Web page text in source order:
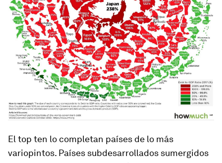
El top ten lo completan países de lo más
variopintos. Países subdesarrollados sumergidos